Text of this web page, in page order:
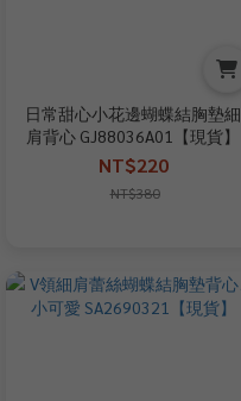
日常甜心小花邊蝴蝶結胸墊細
肩背心 GJ88036A01【現貨】
NT$220
NT$380